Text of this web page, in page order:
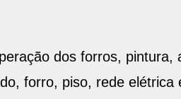
dos forros,
forro, piso, rede